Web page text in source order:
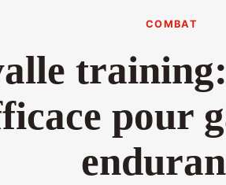
COMBAT
pour